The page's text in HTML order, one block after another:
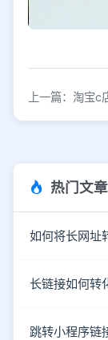
热门文章
如何将长网址
长链接如何转
跳转小程序链